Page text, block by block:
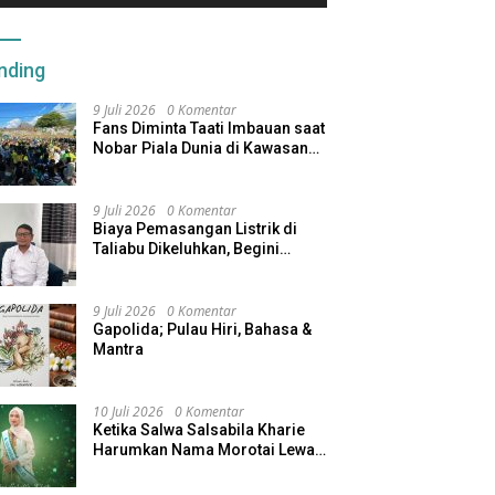
Program Afirmasi
Menjaga Inflasi Maluku Utara
9 Juli 2026 0 Komentar
Fans Diminta Taati Imbauan saat
Nobar Piala Dunia di Kawasan
9 Juli 2026 0 Komentar
Biaya Pemasangan Listrik di
Taliabu Dikeluhkan, Begini
9 Juli 2026 0 Komentar
Gapolida; Pulau Hiri, Bahasa &
Mantra
10 Juli 2026 0 Komentar
Ketika Salwa Salsabila Kharie
Harumkan Nama Morotai Lewat